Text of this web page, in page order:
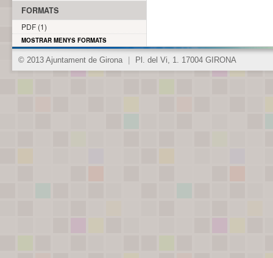
FORMATS
PDF (1)
MOSTRAR MENYS FORMATS
© 2013 Ajuntament de Girona Pl. del Vi, 1. 17004 GIRONA